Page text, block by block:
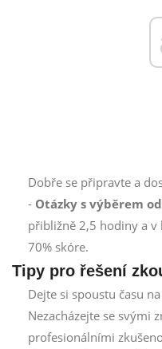
Dobře se připravte a
- Otázky s výběrem
přibližně 2,5 hodiny a v
70% skóre.
Tipy pro řešení
Dejte si spoustu času
Nezacházejte se svými
profesionálními